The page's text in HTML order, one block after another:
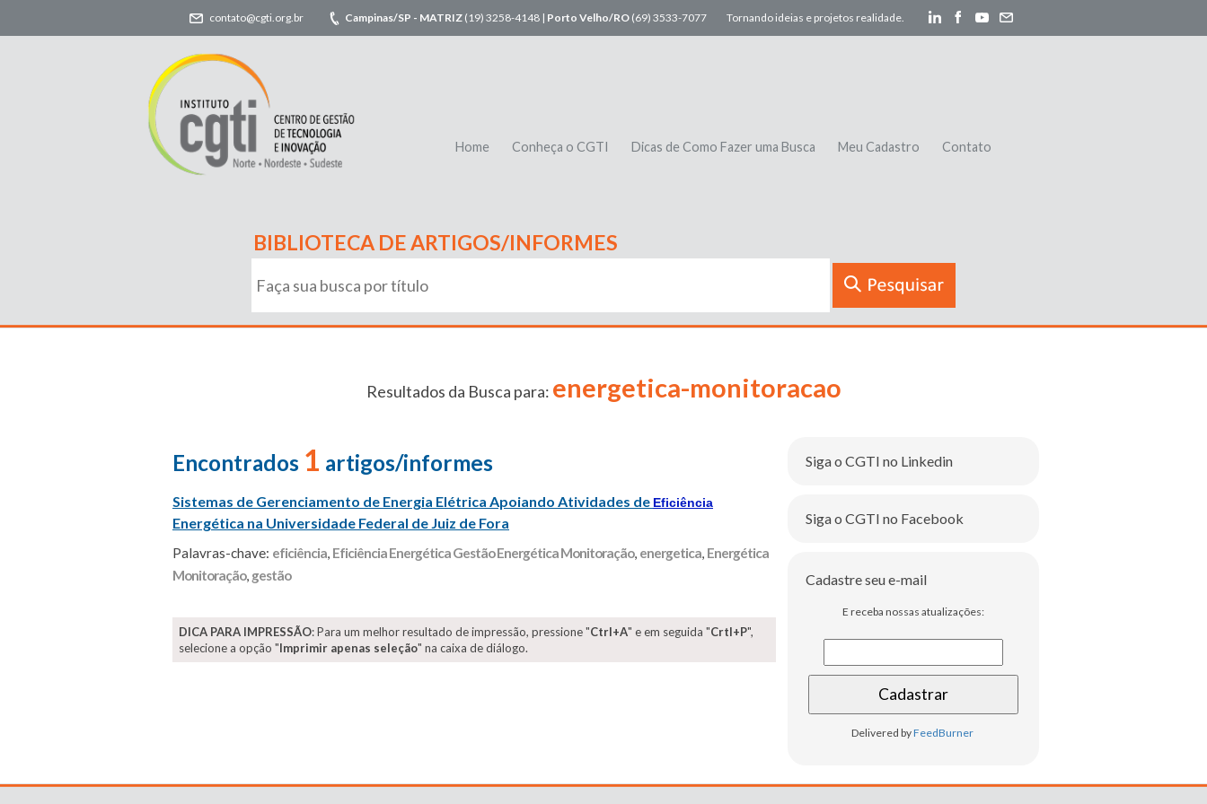
contato@cgti.org.br Campinas/SP - MATRIZ (19) 3258-4148 | Porto Velho/RO (69) 3533-7077 Tornando ideias e projetos realidade.
Home Conheça o CGTI Dicas de Como Fazer uma Busca Meu Cadastro Contato
BIBLIOTECA DE ARTIGOS/INFORMES
Resultados da Busca para: energetica-monitoracao
Encontrados 1 artigos/informes
Sistemas de Gerenciamento de Energia Elétrica Apoiando Atividades de Eficiência
Energética na Universidade Federal de Juiz de Fora
Palavras-chave: eficiência, Eficiência Energética Gestão Energética Monitoração, energetica, Energética
Monitoração, gestão
DICA PARA IMPRESSÃO: Para um melhor resultado de impressão, pressione "Ctrl+A" e em seguida "Crtl+P",
selecione a opção "Imprimir apenas seleção" na caixa de diálogo.
Siga o CGTI no Linkedin
Siga o CGTI no Facebook
Cadastre seu e-mail
E receba nossas atualizações:
Delivered byFeedBurner